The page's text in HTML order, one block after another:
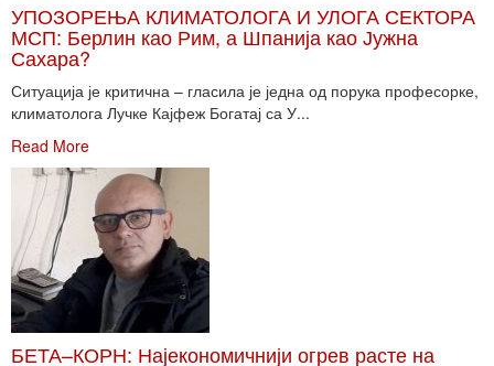
УПОЗОРЕЊА КЛИМАТОЛОГА И УЛОГА СЕКТОРА
МСП: Берлин као Рим, а Шпанија као Јужна
Сахара?
Ситуација је критична – гласила је једна од порука професорке,
климатолога Лучке Кајфеж Богатај са У...
Read More
БЕТА–КОРН: Најекономичнији огрев расте на